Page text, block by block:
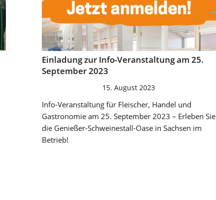
Ein­la­dung zur Info-Ver­an­stal­tung am 25.
Sep­tem­ber 2023
15. August 2023
Info-Veranstaltung für Fleischer, Handel und
Gastronomie am 25. September 2023 – Erleben Sie
die Genießer-Schweinestall-Oase in Sachsen im
Betrieb!